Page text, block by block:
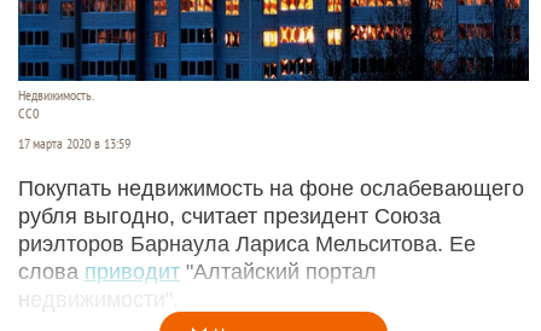
Недвижимость.
СС0
17 марта 2020 в 13:59
Покупать недвижимость на фоне ослабевающего
рубля выгодно, считает президент Союза
риэлторов Барнаула Лариса Мельситова. Ее
слова приводит "Алтайский портал
недвижимости".